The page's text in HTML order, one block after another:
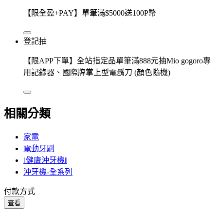
【限全盈+PAY】單筆滿$5000送100P幣
登記抽
【限APP下單】全站指定品單筆滿888元抽Mio gogoro專
用記錄器、國際牌掌上型電鬍刀 (顏色隨機)
相關分類
家電
電動牙刷
‖健康沖牙機‖
沖牙機-全系列
付款方式
查看